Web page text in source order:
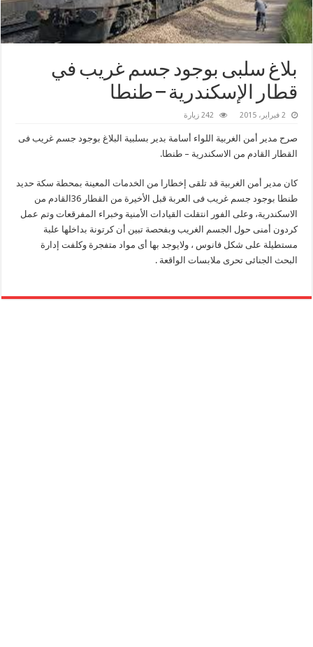
بلاغ سلبى بوجود جسم غريب في
قطار الإسكندرية – طنطا
2 فبراير، 2015 242 زيارة
صرح مدير أمن الغربية اللواء أسامة بدير بسلبية البلاغ بوجود جسم غريب فى
القطار القادم من الاسكندرية – طنطا.
كان مدير أمن الغربية قد تلقى إخطارا من الخدمات المعينة بمحطة سكة حديد
طنطا بوجود جسم غريب فى العربة قبل الأخيرة من القطار 36القادم من
الاسكندرية، وعلى الفور انتقلت القيادات الأمنية وخبراء المفرقعات وتم عمل
كردون أمنى حول الجسم الغريب وبفحصة تبين أن كرتونة بداخلها علبة
مستطيلة على شكل فانوس ، ولايوجد بها أى مواد متفجرة وكلفت إدارة
البحث الجنائى تحرى ملابسات الواقعة .